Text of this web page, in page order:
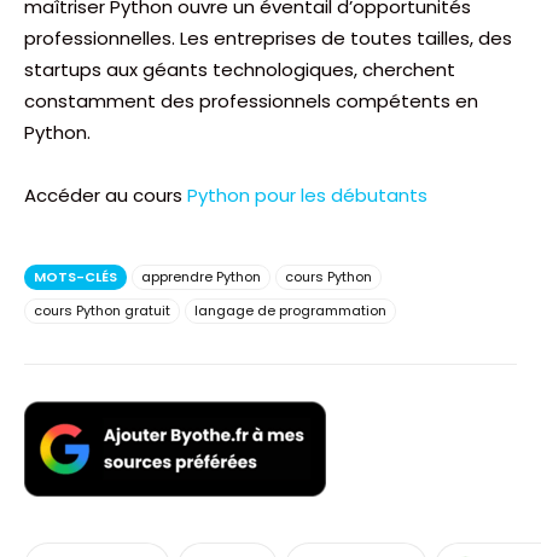
maîtriser Python ouvre un éventail d’opportunités
professionnelles. Les entreprises de toutes tailles, des
startups aux géants technologiques, cherchent
constamment des professionnels compétents en
Python.
Accéder au cours Python pour les débutants
MOTS-CLÉS apprendre Python
cours Python
cours Python gratuit
langage de programmation